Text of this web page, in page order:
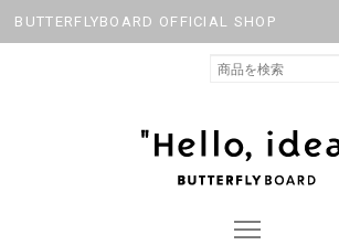
BUTTERFLYBOARD OFFICIAL SHOP